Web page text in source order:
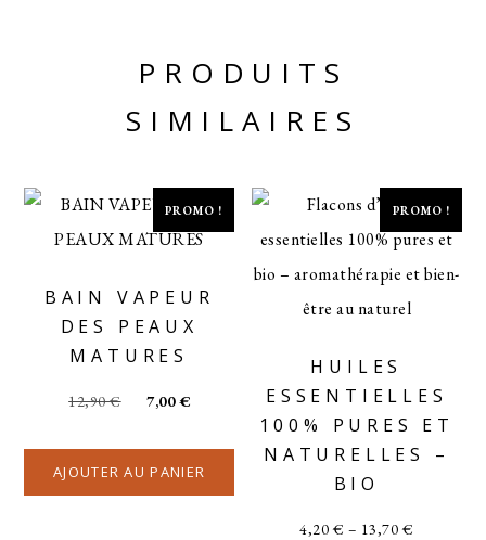
PRODUITS
SIMILAIRES
PROMO !
BAIN VAPEUR
DES PEAUX
MATURES
12,90€ 7,00€
AJOUTER AU PANIER
PROMO !
HUILES
ESSENTIELLES
100% PURES ET
NATURELLES –
BIO
4,20€ – 13,70€